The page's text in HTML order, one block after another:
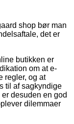
shop bør man
det er
butikken er
om at e-
regler, og at
til af sagkyndige
desuden en god
dilemmaer